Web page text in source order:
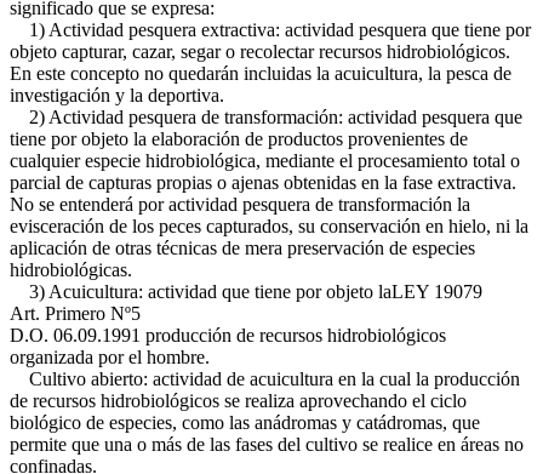
significado que se expresa:
1) Actividad pesquera extractiva: actividad pesquera que tiene por
objeto capturar, cazar, segar o recolectar recursos hidrobiológicos.
En este concepto no quedarán incluidas la acuicultura, la pesca de
investigación y la deportiva.
2) Actividad pesquera de transformación: actividad pesquera que
tiene por objeto la elaboración de productos provenientes de
cualquier especie hidrobiológica, mediante el procesamiento total o
parcial de capturas propias o ajenas obtenidas en la fase extractiva.
No se entenderá por actividad pesquera de transformación la
evisceración de los peces capturados, su conservación en hielo, ni la
aplicación de otras técnicas de mera preservación de especies
hidrobiológicas.
3) Acuicultura: actividad que tiene por objeto laLEY 19079
Art. Primero Nº5
D.O. 06.09.1991 producción de recursos hidrobiológicos
organizada por el hombre.
Cultivo abierto: actividad de acuicultura en la cual la producción
de recursos hidrobiológicos se realiza aprovechando el ciclo
biológico de especies, como las anádromas y catádromas, que
permite que una o más de las fases del cultivo se realice en áreas no
confinadas.